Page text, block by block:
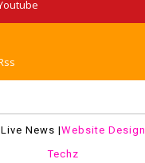
News |Website Design
Techz